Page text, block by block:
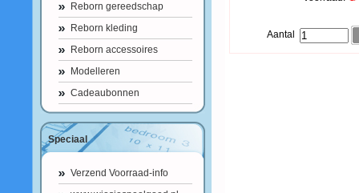
Reborn gereedschap
Reborn kleding
Reborn accessoires
Modelleren
Cadeaubonnen
Speciaal
Verzend Voorraad-info
Aantal